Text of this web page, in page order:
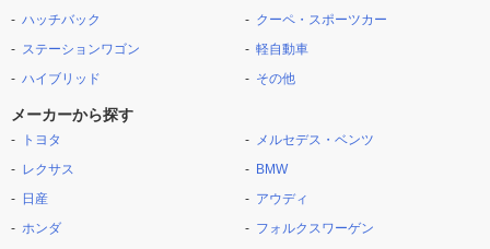
ハッチバック
ステーションワゴン
ハイブリッド
クーペ・スポーツカー
軽自動車
その他
メーカーから探す
トヨタ
レクサス
日産
ホンダ
メルセデス・ベンツ
BMW
アウディ
フォルクスワーゲン